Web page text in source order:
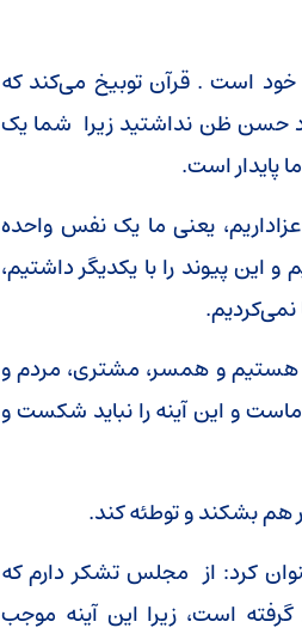
خود است . قرآن توبیخ می‌کند که
حسن ظن نداشتید زیرا شما یک
پایدار است.
یعنی ما یک نفس واحده
این پیوند را با یکدیگر داشتیم،
هستیم و همسر، مشتری، مردم و
و این آینه را نباید شکست و
هم بشکند و توطئه کند.
کرد: از مجلس تشکر دارم که
است، زیرا این آینه موجب